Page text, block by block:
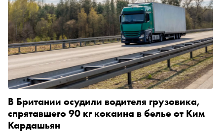
В Британии осудили водителя грузовика,
спрятавшего 90 кг кокаина в белье от Ким
Кардашьян